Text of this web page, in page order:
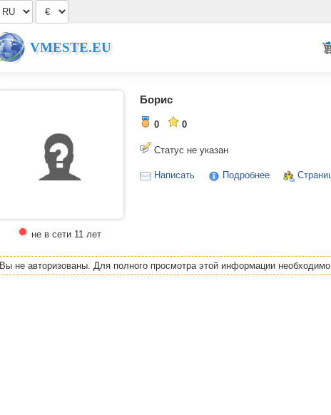
VMESTE.EU
не в сети 11 лет
Борис
0 0
Статус не указан
Написать Подробнее
Вы не авторизованы. Для полного просмотра этой информации необходимо